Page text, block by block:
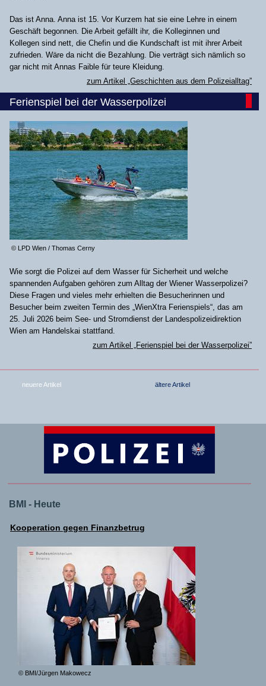
Das ist Anna. Anna ist 15. Vor Kurzem hat sie eine Lehre in einem
Geschäft begonnen. Die Arbeit gefällt ihr, die Kolleginnen und
Kollegen sind nett, die Chefin und die Kundschaft ist mit ihrer Arbeit
zufrieden. Wäre da nicht die Bezahlung. Die verträgt sich nämlich so
gar nicht mit Annas Faible für teure Kleidung.
zum Artikel „Geschichten aus dem Polizeialltag”
Ferienspiel bei der Wasserpolizei
© LPD Wien / Thomas Cerny
Wie sorgt die Polizei auf dem Wasser für Sicherheit und welche
spannenden Aufgaben gehören zum Alltag der Wiener Wasserpolizei?
Diese Fragen und vieles mehr erhielten die Besucherinnen und
Besucher beim zweiten Termin des „WienXtra Ferienspiels“, das am
25. Juli 2026 beim See- und Stromdienst der Landespolizeidirektion
Wien am Handelskai stattfand.
zum Artikel „Ferienspiel bei der Wasserpolizei”
neuere Artikel ältere Artikel
BMI - Heute
Kooperation gegen Finanzbetrug
© BMI/Jürgen Makowecz